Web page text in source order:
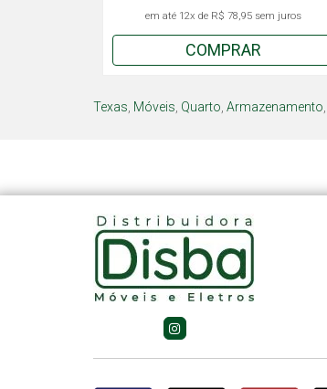
em até 12x de R$ 78,95 sem juros
COMPRAR
Texas Móveis Quarto Armazenamento